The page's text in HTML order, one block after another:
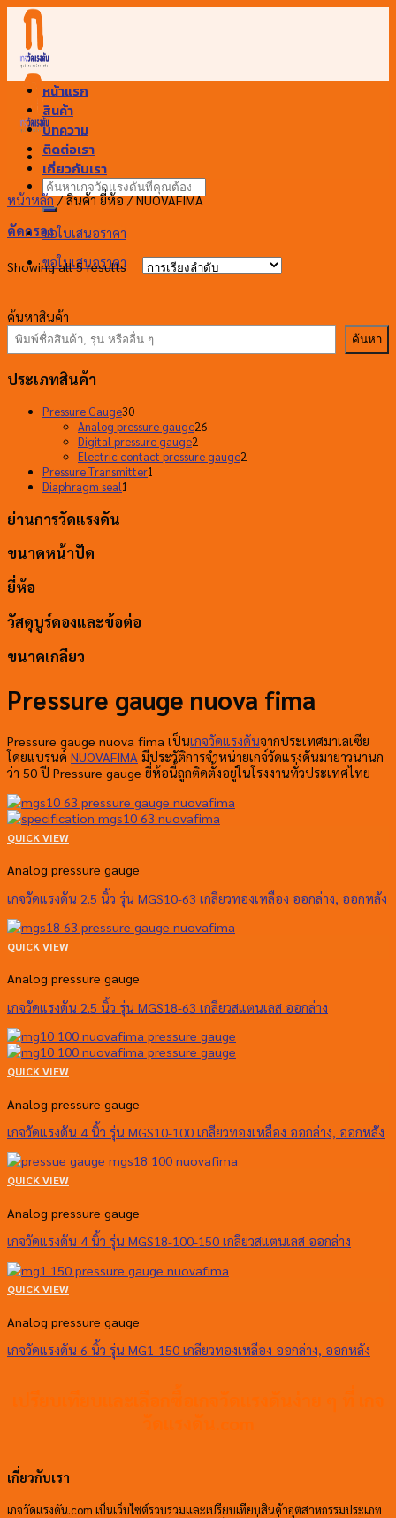
Skip
content
ค้นหา:
ขอใบเสนอราคา
ขอใบเสนอราคา
หน้าแรก
สินค้า
บทความ
ติดต่อเรา
เกี่ยวกับเรา
หน้าหลัก /สินค้า ยี่ห้อ/NUOVAFIMA
คัดกรอง
Showing all 5 results
ค้นหาสินค้า
ค้นหา
ประเภทสินค้า
Pressure Gauge3030
สินค้า
Analog pressure gauge2626
Digital pressure gauge2
สินค้า
Electric contact pressure gauge2
Pressure Transmitter1
Diaphragm seal1
ย่านการวัดแรงดัน
ขนาดหน้าปัด
ยี่ห้อ
วัสดุบูร์ดองและข้อต่อ
ขนาดเกลียว
Pressure gauge nuova fima
Pressure gauge nuova fima เป็นเกจวัดแรงดันจากประเทศมาเลเซีย
โดยแบรนด์ NUOVAFIMA มีประวัติการจำหน่ายเกจ์วัดแรงดันมายาวนานก
ว่า 50 ปี Pressure gauge ยี่ห้อนี้ถูกติดตั้งอยู่ในโรงงานทั่วประเทศไทย
QUICK VIEW
Analog pressure gauge
เกจวัดแรงดัน 2.5 นิ้ว รุ่น MGS10-63 เกลียวทองเหลือง ออกล่าง, ออกหลัง
QUICK VIEW
Analog pressure gauge
เกจวัดแรงดัน 2.5 นิ้ว รุ่น MGS18-63 เกลียวสแตนเลส ออกล่าง
QUICK VIEW
Analog pressure gauge
เกจวัดแรงดัน 4 นิ้ว รุ่น MGS10-100 เกลียวทองเหลือง ออกล่าง, ออกหลัง
QUICK VIEW
Analog pressure gauge
เกจวัดแรงดัน 4 นิ้ว รุ่น MGS18-100-150 เกลียวสแตนเลส ออกล่าง
QUICK VIEW
Analog pressure gauge
เกจวัดแรงดัน 6 นิ้ว รุ่น MG1-150 เกลียวทองเหลือง ออกล่าง, ออกหลัง
เกี่ยวกับเรา
เกจวัดแรงดัน.com เป็นเว็บไซต์รวบรวมและเปรียบเทียบสินค้าอุตสาหกรรมประเภท